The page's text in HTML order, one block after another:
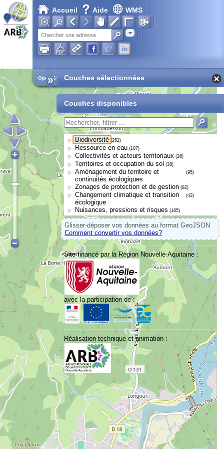
Accueil Aide WMS
Adresse
Open Street Map
» Couches sélectionnées
Couches disponibles
Biodiversité (252)
Ressource en eau (107)
Collectivités et acteurs territoriaux (26)
Territoires et occupation du sol (38)
Aménagement du territoire et
continuités écologiques
(95)
Zonages de protection et de gestion (82)
Changement climatique et transition
écologique
(43)
Nuisances, pressions et risques (165)
Glisser-déposer vos données au format GeoJSON
Comment convertir vos données?
Site financé par la Région Nouvelle-Aquitaine :
avec la participation de :
Réalisation technique et animation :